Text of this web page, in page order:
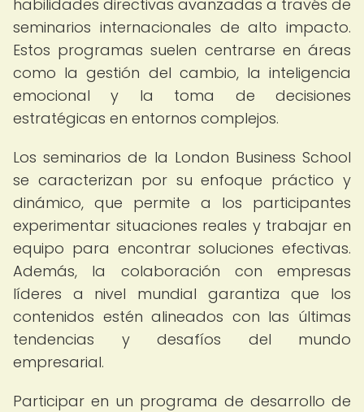
habilidades directivas avanzadas a través de
seminarios internacionales de alto impacto.
Estos programas suelen centrarse en áreas
como la gestión del cambio, la inteligencia
emocional y la toma de decisiones
estratégicas en entornos complejos.
Los seminarios de la London Business School
se caracterizan por su enfoque práctico y
dinámico, que permite a los participantes
experimentar situaciones reales y trabajar en
equipo para encontrar soluciones efectivas.
Además, la colaboración con empresas
líderes a nivel mundial garantiza que los
contenidos estén alineados con las últimas
tendencias y desafíos del mundo
empresarial.
Participar en un programa de desarrollo de